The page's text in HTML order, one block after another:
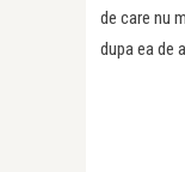
de care nu
dupa ea de